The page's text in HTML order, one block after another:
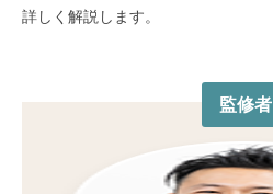
詳しく解説します。
監修者